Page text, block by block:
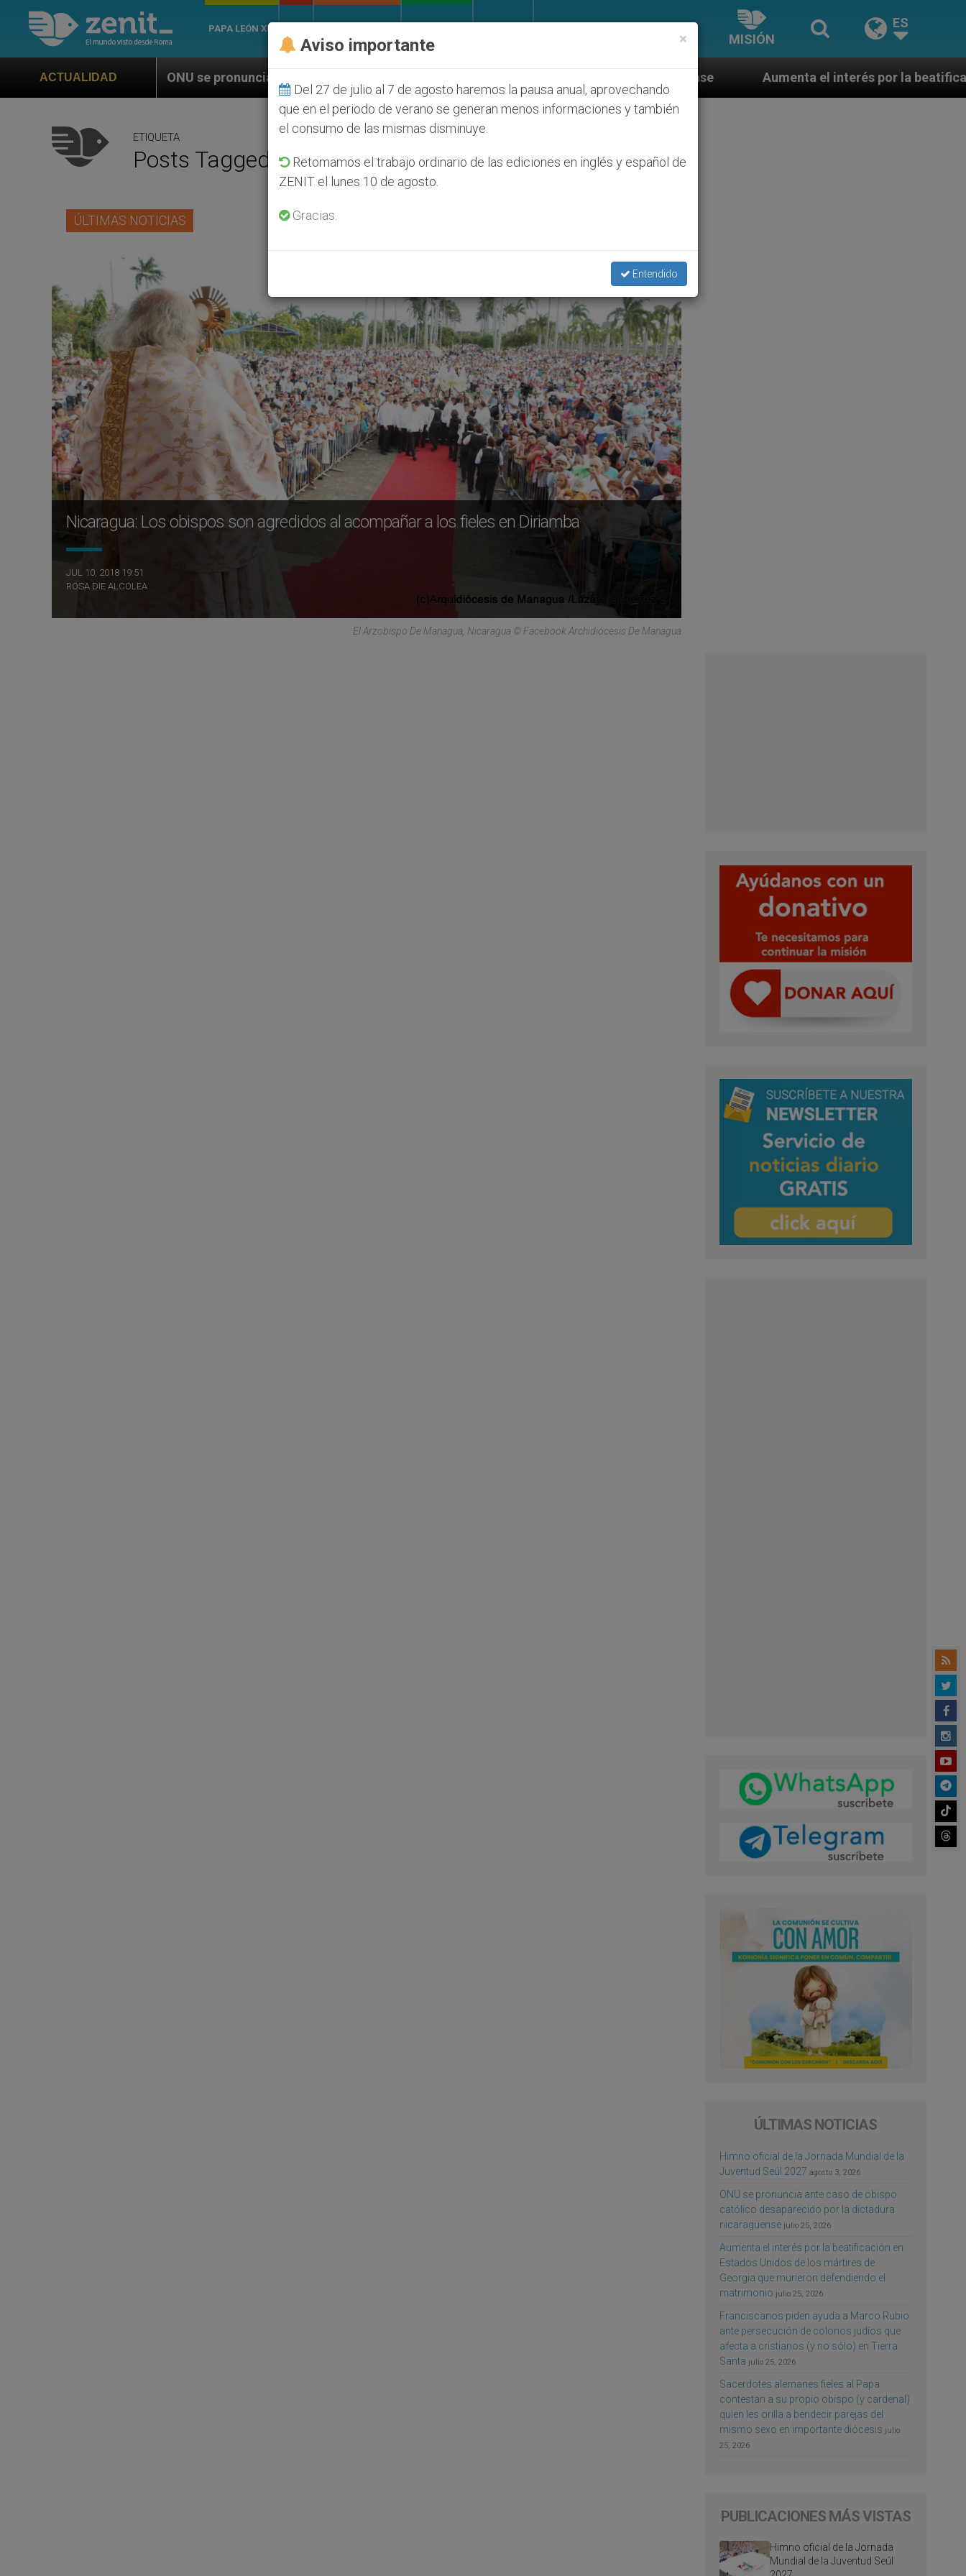
PAPA LEÓN XIV
MISIÓN
ES
ACTUALIDAD
ONU se pronuncia ante caso de obispo católico desaparecido por la dictadura nicaragüense Aumenta el interés por la beatificación en Estados
ETIQUETA
Posts Tagged ‘Diriamba’
ÚLTIMAS NOTICIAS
Nicaragua: Los obispos son agredidos al acompañar a los fieles en Diriamba
JUL 10, 2018 19:51
ROSA DIE ALCOLEA
El Arzobispo De Managua, Nicaragua © Facebook Archidiócesis De Managua
ÚLTIMAS NOTICIAS
Himno oficial de la Jornada Mundial de la
Juventud Seúl 2027 agosto 3, 2026
ONU se pronuncia ante caso de obispo
católico desaparecido por la dictadura
nicaragüense julio 25, 2026
Aumenta el interés por la beatificación en
Estados Unidos de los mártires de
Georgia que murieron defendiendo el
matrimonio julio 25, 2026
Franciscanos piden ayuda a Marco Rubio
ante persecución de colonos judíos que
afecta a cristianos (y no sólo) en Tierra
Santa julio 25, 2026
Sacerdotes alemanes fieles al Papa
contestan a su propio obispo (y cardenal)
quien les orilla a bendecir parejas del
mismo sexo en importante diócesis julio
25, 2026
PUBLICACIONES MÁS VISTAS
Himno oficial de la Jornada
Mundial de la Juventud Seúl
×
Aviso importante
Del 27 de julio al 7 de agosto haremos la pausa anual, aprovechando
que en el periodo de verano se generan menos informaciones y también
el consumo de las mismas disminuye.
Retomamos el trabajo ordinario de las ediciones en inglés y español de
ZENIT el lunes 10 de agosto.
Gracias.
Entendido